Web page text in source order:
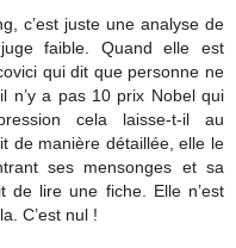
c’est juste une analyse de
faible. Quand elle est
qui dit que personne ne
n’y a pas 10 prix Nobel qui
cela laisse-t-il au
de manière détaillée, elle le
ses mensonges et sa
de lire une fiche. Elle n’est
C’est nul !